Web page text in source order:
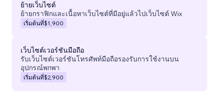
ย้ายเว็บไซต์
ย้ายกราฟิกและเนื้อหาเว็บไซต์ที่มีอยู่แล้วไปเว็บไซต์ Wix
เริ่มต้นที่$1,900
เว็บไซต์เวอร์ชันมือถือ
รับเว็บไซต์เวอร์ชันโทรศัพท์มือถือรองรับการใช้งานบน
อุปกรณ์พกพา
เริ่มต้นที่$2,900